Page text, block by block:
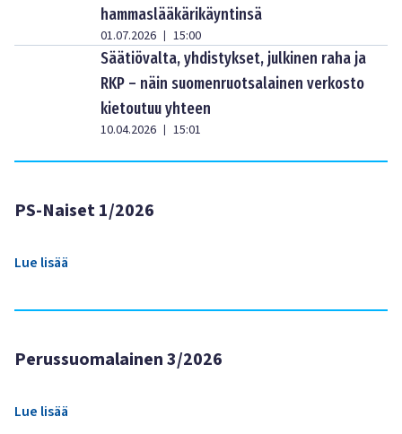
hammaslääkärikäyntinsä
01.07.2026 | 15:00
Säätiövalta, yhdistykset, julkinen raha ja
RKP – näin suomenruotsalainen verkosto
kietoutuu yhteen
10.04.2026 | 15:01
PS-Naiset 1/2026
Lue lisää
Perussuomalainen 3/2026
Lue lisää